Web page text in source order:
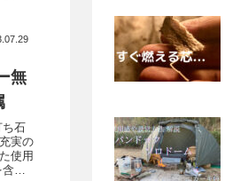
無
ち石
実の
使用
め